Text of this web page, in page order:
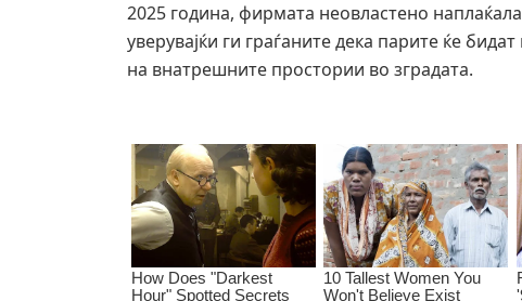
2025 година, фирмата неовластено
уверувајќи ги граѓаните дека парите ќе
на внатрешните простории во зградата.